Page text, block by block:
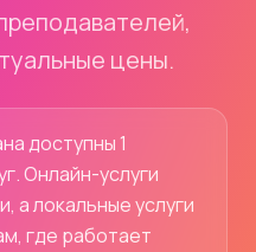
цены.
доступны 1
Онлайн-услуги
а локальные услуги
где работает